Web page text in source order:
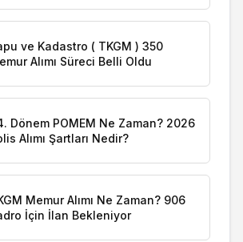
ve Kadastro ( TKGM ) 350
Alımı Süreci Belli Oldu
Dönem POMEM Ne Zaman? 2026
Alımı Şartları Nedir?
Memur Alımı Ne Zaman? 906
İçin İlan Bekleniyor